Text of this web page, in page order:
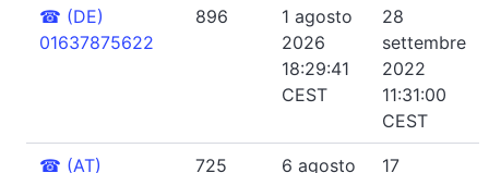
☎ (DE)
01637875622
896
1 agosto
2026
18:29:41
CEST
28
settembre
2022
11:31:00
CEST
☎ (AT)
725
6 agosto
17